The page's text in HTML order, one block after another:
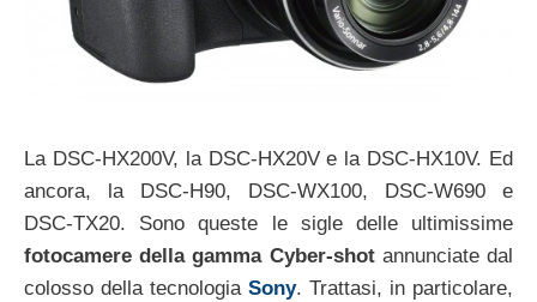
La DSC-HX200V, la DSC-HX20V e la DSC-HX10V. Ed
ancora, la DSC-H90, DSC-WX100, DSC-W690 e
DSC-TX20. Sono queste le sigle delle ultimissime
fotocamere della gamma Cyber-shotannunciate dal
colosso della tecnologia Sony. Trattasi, in particolare,